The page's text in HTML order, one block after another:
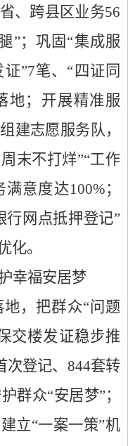
、跨县区业务56
”；巩固“集成服
证”7笔、“四证同
； 开展精准服
建志愿服务队，
末不打烊”“工作
满意度达100%；
行网点抵押登记”
化。
幸福安居梦
地，把群众“问题
交楼发证稳步推
次登记、 844套转
群众“安居梦”；
立“一案一策”机